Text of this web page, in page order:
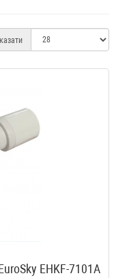
EHKF-7101A